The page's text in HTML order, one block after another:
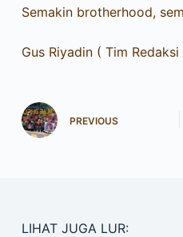
Semakin brotherhood,
Gus Riyadin ( Tim Redaksi
PREVIOUS
LIHAT JUGA LUR: